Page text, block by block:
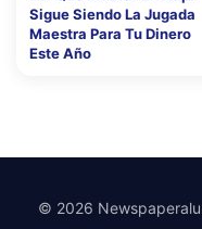
Sigue Siendo La Jugada
Maestra Para Tu Dinero
Este Año
© 2026